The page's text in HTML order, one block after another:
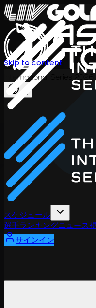
International Series 2026
スケジュール
選手ランキングニュース
サインイン
Skip to content